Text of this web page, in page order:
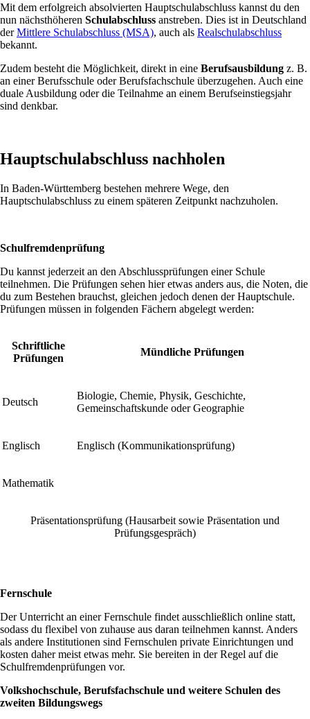
Mit dem erfolgreich absolvierten Hauptschulabschluss kannst du den
nun nächsthöheren Schulabschluss anstreben. Dies ist in Deutschland
derMittlere Schulabschluss (MSA), auch als Realschulabschluss
bekannt.
Zudem besteht die Möglichkeit, direkt in eine Berufsausbildung z. B.
an einer Berufsschule oder Berufsfachschule überzugehen. Auch eine
duale Ausbildung oder die Teilnahme an einem Berufseinstiegsjahr
sind denkbar.
Hauptschulabschluss nachholen
In Baden-Württemberg bestehen mehrere Wege, den
Hauptschulabschluss zu einem späteren Zeitpunkt nachzuholen.
Schulfremdenprüfung
Du kannst jederzeit an den Abschlussprüfungen einer Schule
teilnehmen. Die Prüfungen sehen hier etwas anders aus, die Noten, die
du zum Bestehen brauchst, gleichen jedoch denen der Hauptschule.
Prüfungen müssen in folgenden Fächern abgelegt werden:
Schriftliche
Prüfungen
Mündliche Prüfungen
Deutsch
Biologie, Chemie, Physik, Geschichte,
Gemeinschaftskunde oder Geographie
Englisch Englisch (Kommunikationsprüfung)
Mathematik
Präsentationsprüfung (Hausarbeit sowie Präsentation und
Prüfungsgespräch)
Fernschule
Der Unterricht an einer Fernschule findet ausschließlich online statt,
sodass du flexibel von zuhause aus daran teilnehmen kannst. Anders
als andere Institutionen sind Fernschulen private Einrichtungen und
kosten daher meist etwas mehr. Sie bereiten in der Regel auf die
Schulfremdenprüfungen vor.
Volkshochschule, Berufsfachschule und weitere Schulen des
zweiten Bildungswegs